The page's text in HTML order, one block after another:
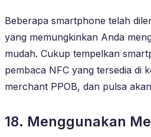
Beberapa smartphone telah
yang memungkinkan Anda
mudah. Cukup tempelkan
pembaca NFC yang tersedia di
merchant PPOB, dan pulsa
18. Menggunakan